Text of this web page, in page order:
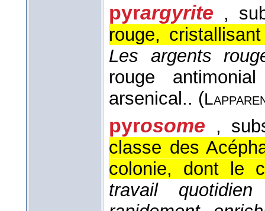
pyrargyrite ,
rouge,
Les argents
rouge
arsenical.. (
pyrosome ,
classe des
colonie, dont le
travail